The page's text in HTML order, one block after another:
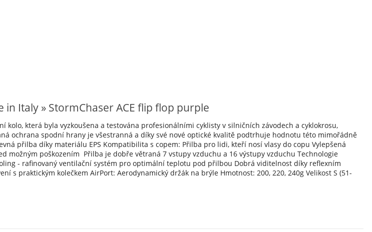
Italy » StormChaser ACE flip flop purple
kolo, která byla vyzkoušena a testována profesionálními cyklisty v silničních závodech a cyklokrosu,
ochrana spodní hrany je všestranná a díky své nové optické kvalitě podtrhuje hodnotu této mimořádně
přilba díky materiálu EPS Kompatibilita s copem: Přilba pro lidi, kteří nosí vlasy do copu Vylepšená
možným poškozením Přilba je dobře větraná 7 vstupy vzduchu a 16 výstupy vzduchu Technologie
- rafinovaný ventilační systém pro optimální teplotu pod přilbou Dobrá viditelnost díky reflexním
s praktickým kolečkem AirPort: Aerodynamický držák na brýle Hmotnost: 200, 220, 240g Velikost S (51-